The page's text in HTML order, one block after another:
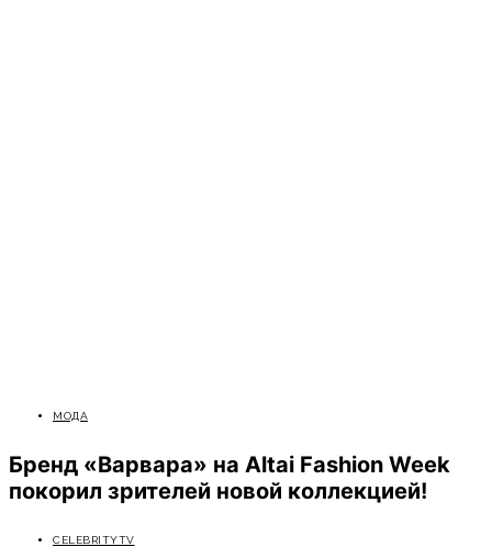
МОДА
Бренд «Варвара» на Altai Fashion Week
покорил зрителей новой коллекцией!
CELEBRITYTV